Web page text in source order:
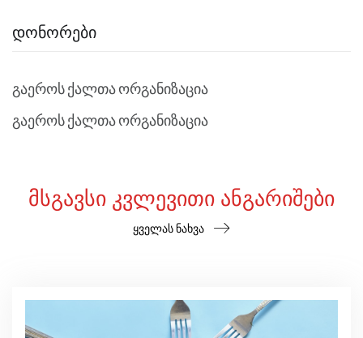
ᲓᲝᲜᲝᲠᲔᲑᲘ
გაეროს ქალთა ორგანიზაცია
გაეროს ქალთა ორგანიზაცია
ᲛᲡᲒᲐᲕᲡᲘ ᲙᲕᲚᲔᲕᲘᲗᲘ ᲐᲜᲒᲐᲠᲘᲨᲔᲑᲘ
ყველას ნახვა